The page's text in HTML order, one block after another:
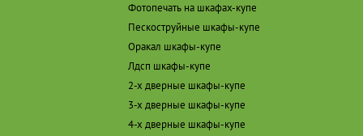
Фотопечать на шкафах-купе
Пескоструйные шкафы-купе
Оракал шкафы-купе
Лдсп шкафы-купе
2-х дверные шкафы-купе
3-х дверные шкафы-купе
4-х дверные шкафы-купе